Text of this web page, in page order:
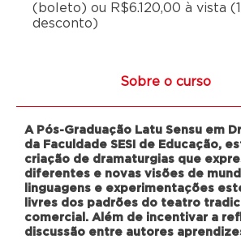
(boleto) ou R$6.120,00 à vista
desconto)
Sobre o curso
A Pós-Graduação Latu Sensu em
da Faculdade SESI de Educação,
criação de dramaturgias que
diferentes e novas visões de
linguagens e experimentações
livres dos padrões do teatro
comercial. Além de incentivar a
discussão entre autores